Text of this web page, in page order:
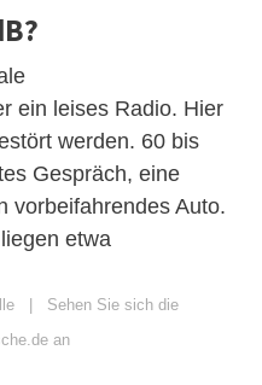
ein leises Radio. Hier
werden. 60 bis
Gespräch, eine
vorbeifahrendes Auto.
etwa
| Sehen Sie sich die
an